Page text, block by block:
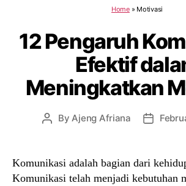
Home» Motivasi
12 Pengaruh
Efektif
Meningkatkan
PostByAjeng Afriana
Post
Komunikasi adalah bagian dari
Komunikasi telah menjadi kebutuhan